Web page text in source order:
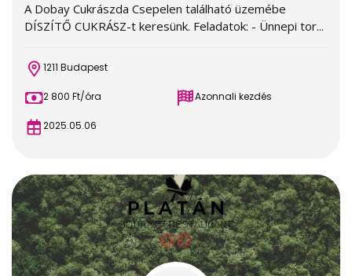
A Dobay Cukrászda Csepelen található üzemébe
DÍSZÍTŐ CUKRÁSZ-t keresünk. Feladatok: - Ünnepi tor...
1211 Budapest
2 800 Ft/óra Azonnali kezdés
2025.05.06